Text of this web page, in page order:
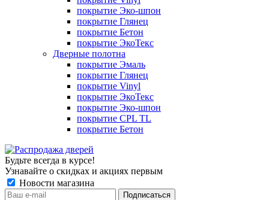
покрытие Эко-шпон
покрытие Глянец
покрытие Бетон
покрытие ЭкоТекс
Дверные полотна
покрытие Эмаль
покрытие Глянец
покрытие Vinyl
покрытие ЭкоТекс
покрытие Эко-шпон
покрытие CPL TL
покрытие Бетон
Будьте всегда в курсе!
Узнавайте о скидках и акциях первым
Новости магазина